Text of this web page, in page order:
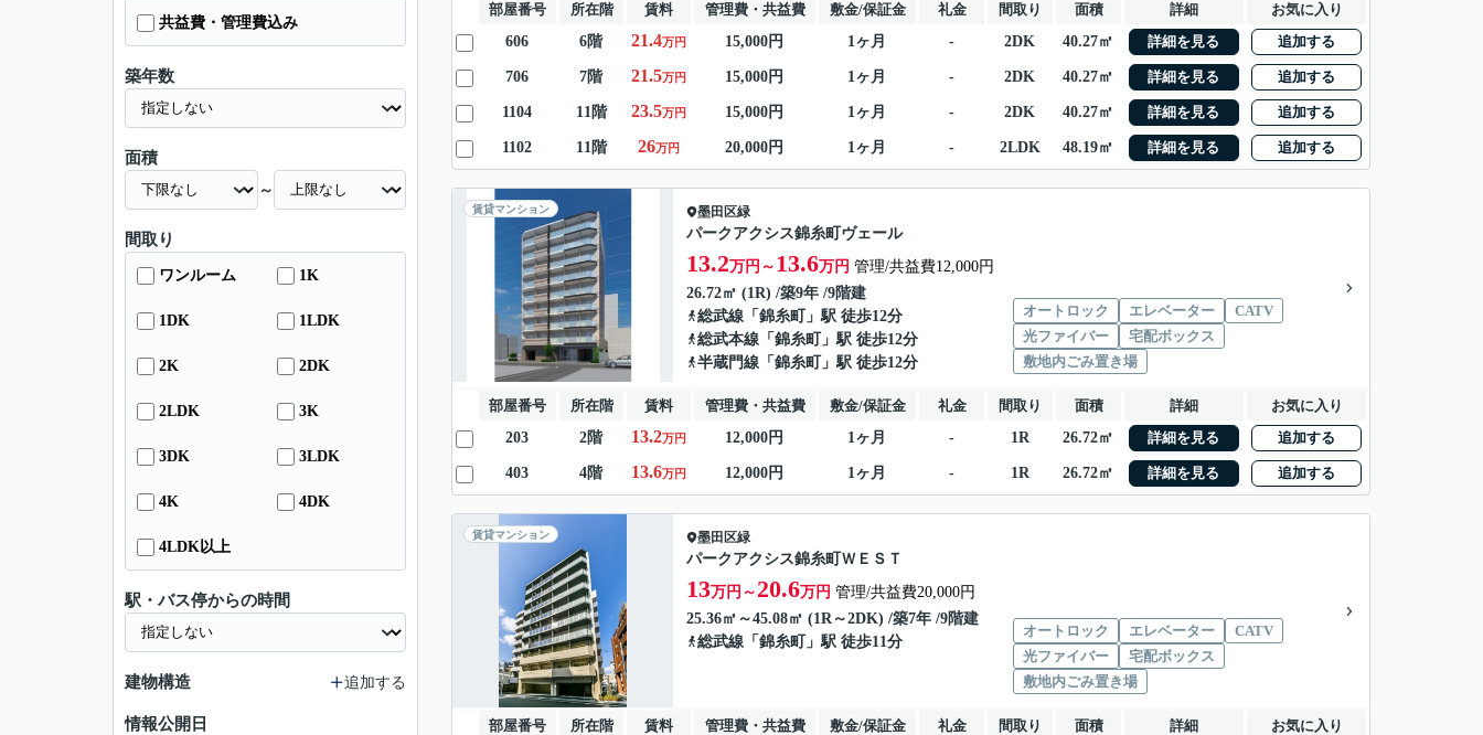
部屋番号 所在階 賃料 管理費・共益費 敷金/保証金 礼金 間取り 面積 詳細
お気に入り
606
6階 21.4万円 15,000円 1ヶ月 - 2DK 40.27㎡ 詳細を見る 追加する
706 7階 21.5万円 15,000円 1ヶ月 - 2DK 40.27㎡ 詳細を見る 追加する
1104 11階 23.5万円 15,000円 1ヶ月 - 2DK 40.27㎡ 詳細を見る 追加する
1102 11階 26万円 20,000円 1ヶ月 - 2LDK 48.19㎡ 詳細を見る 追加する
賃貸マンション 墨田区緑
パークアクシス錦糸町ヴェール
13.2万円～ 13.6万円 管理/共益費12,000円
26.72㎡ (1R) /築9年 /9階建
総武線 「 錦糸町
」駅 徒歩12分
総武本線 「 錦糸町
」駅 徒歩12分
半蔵門線 「 錦糸町 」駅 徒歩12分
オートロック エレベーター
CATV
光ファイバー
宅配ボックス
敷地内ごみ置き場
部屋番号 所在階 賃料 管理費・共益費 敷金/保証金 礼金 間取り 面積 詳細
お気に入り
203
2階 13.2万円 12,000円 1ヶ月 - 1R 26.72㎡ 詳細を見る 追加する
403 4階 13.6万円 12,000円 1ヶ月 - 1R 26.72㎡ 詳細を見る 追加する
賃貸マンション 墨田区緑
パークアクシス錦糸町ＷＥＳＴ
13万円～ 20.6万円 管理/共益費20,000円
25.36㎡～45.08㎡ (1R～2DK) /築7年 /9階建
総武線 「 錦糸町 」駅 徒歩11分
オートロック エレベーター
CATV
光ファイバー
宅配ボックス
敷地内ごみ置き場
部屋番号 所在階 賃料 管理費・共益費 敷金/保証金 礼金 間取り 面積 詳細
お気に入り
共益費・管理費込み
築年数
面積
～
間取り
ワンルーム 1K
1DK 1LDK
2K 2DK
2LDK 3K
3DK 3LDK
4K 4DK
4LDK以上
駅・バス停からの時間
建物構造 追加する
情報公開日